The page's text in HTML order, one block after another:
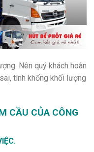
Nên quý khách hoàn
tính khống khối lượng
CẦU CỦA CÔNG